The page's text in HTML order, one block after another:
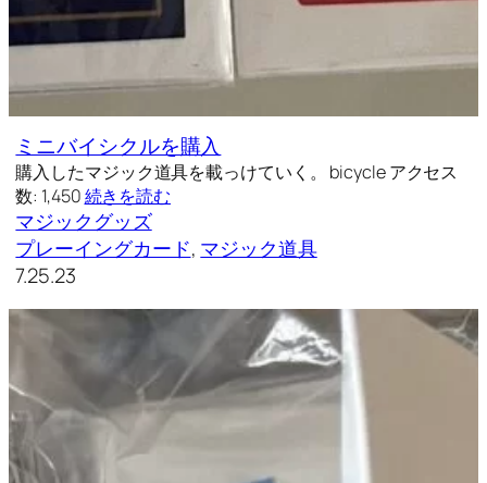
ミニバイシクルを購入
購入したマジック道具を載っけていく。 bicycle アクセス
数: 1,450続きを読む
マジックグッズ
プレーイングカード, マジック道具
7.25.23